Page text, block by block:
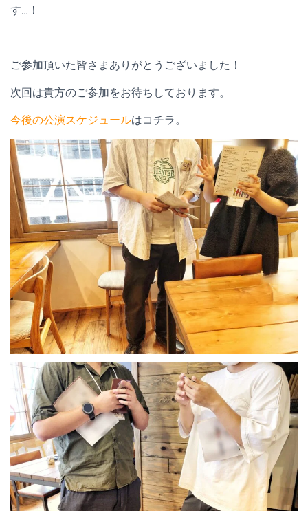
す…！
ご参加頂いた皆さまありがとうございました！
次回は貴方のご参加をお待ちしております。
今後の公演スケジュールはコチラ。